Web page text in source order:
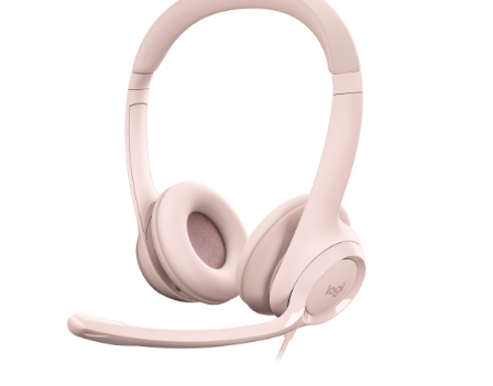
KABELI I KONEKTORI
MREŽNA OPREMA
POTROŠAČKA ELEKTRONIKA